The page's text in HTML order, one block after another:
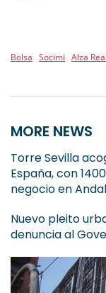
Bolsa Socimi Alza
MORE NEWS
Torre Sevilla
España, con
negocio en
Nuevo pleito
denuncia al